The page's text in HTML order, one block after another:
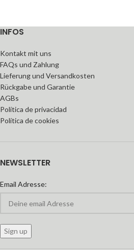
INFOS
Kontakt mit uns
FAQs und Zahlung
Lieferung und Versandkosten
Rückgabe und Garantie
AGBs
Política de privacidad
Política de cookies
NEWSLETTER
Email Adresse: